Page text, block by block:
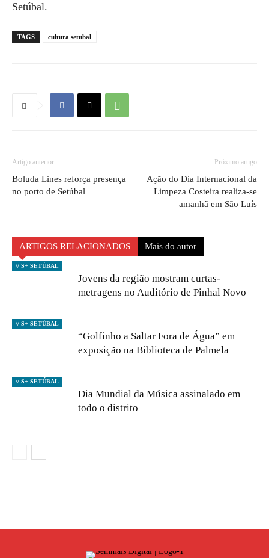
Setúbal.
TAGS cultura setubal
Artigo anterior
Boluda Lines reforça presença
no porto de Setúbal
Próximo artigo
Ação do Dia Internacional da
Limpeza Costeira realiza-se
amanhã em São Luís
ARTIGOS RELACIONADOS Mais do autor
// S+ SETÚBAL
Jovens da região mostram curtas-
metragens no Auditório de Pinhal Novo
// S+ SETÚBAL
“Golfinho a Saltar Fora de Água” em
exposição na Biblioteca de Palmela
// S+ SETÚBAL
Dia Mundial da Música assinalado em
todo o distrito